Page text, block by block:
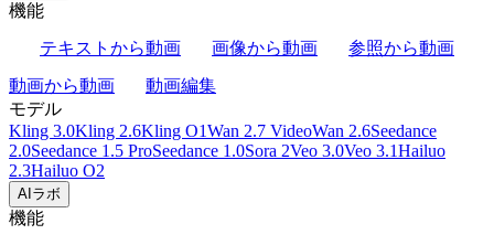
機能
テキストから動画
画像から動画
参照から動画
動画から動画
動画編集
モデル
Kling 3.0Kling 2.6Kling O1Wan 2.7 VideoWan 2.6Seedance
2.0Seedance 1.5 ProSeedance 1.0Sora 2Veo 3.0Veo 3.1Hailuo
2.3Hailuo O2
AIラボ
機能